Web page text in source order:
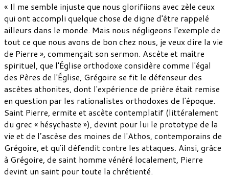
« Il me semble injuste que nous glorifiions avec zèle ceux
qui ont accompli quelque chose de digne d'être rappelé
ailleurs dans le monde. Mais nous négligeons l'exemple de
tout ce que nous avons de bon chez nous, je veux dire la vie
de Pierre », commençait son sermon. Ascète et maître
spirituel, que l'Église orthodoxe considère comme l'égal
des Pères de l'Église, Grégoire se fit le défenseur des
ascètes athonites, dont l'expérience de prière était remise
en question par les rationalistes orthodoxes de l'époque.
Saint Pierre, ermite et ascète contemplatif (littéralement
du grec « hésychaste »), devint pour lui le prototype de la
vie et de l’ascèse des moines de l'Athos, contemporains de
Grégoire, et qu'il défendit contre les attaques. Ainsi, grâce
à Grégoire, de saint homme vénéré localement, Pierre
devint un saint pour toute la chrétienté.